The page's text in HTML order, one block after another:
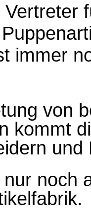
immer
von
kommt
und
noch